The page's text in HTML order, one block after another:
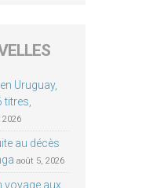
Uruguay,
titres,
2026
au décès
août 5, 2026
voyage aux